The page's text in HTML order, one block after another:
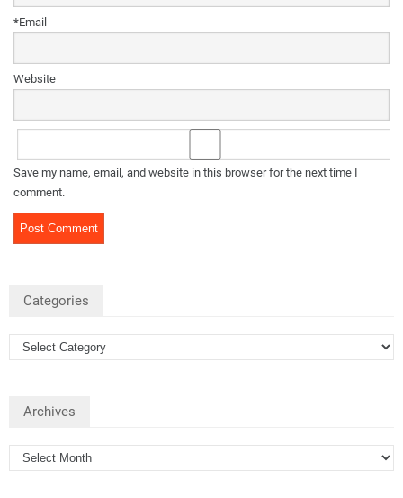
Email
*
Website
Save my name, email, and website in this browser for the next time I
comment.
Categories
Archives